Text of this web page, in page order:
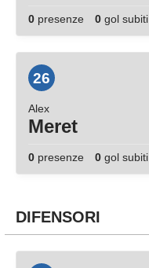
0 presenze 0 gol subiti
26
Alex
Meret
0 presenze 0 gol subiti
DIFENSORI